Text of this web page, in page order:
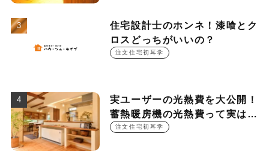
住宅設計士のホンネ！漆喰とク
ロスどっちがいいの？
注文住宅初耳学
実ユーザーの光熱費を大公開！
蓄熱暖房機の光熱費って実は
○○○円！？
注文住宅初耳学